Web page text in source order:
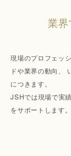
業
現場のプロフェッ
ドや業界の動向、
につきます。
JSHでは現場で実
をサポートします。